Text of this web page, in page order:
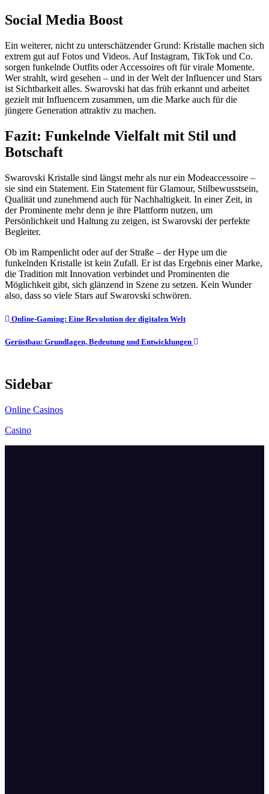
Social Media Boost
Ein weiterer, nicht zu unterschätzender Grund: Kristalle machen sich
extrem gut auf Fotos und Videos. Auf Instagram, TikTok und Co.
sorgen funkelnde Outfits oder Accessoires oft für virale Momente.
Wer strahlt, wird gesehen – und in der Welt der Influencer und Stars
ist Sichtbarkeit alles. Swarovski hat das früh erkannt und arbeitet
gezielt mit Influencern zusammen, um die Marke auch für die
jüngere Generation attraktiv zu machen.
Fazit: Funkelnde Vielfalt mit Stil und
Botschaft
Swarovski Kristalle sind längst mehr als nur ein Modeaccessoire –
sie sind ein Statement. Ein Statement für Glamour, Stilbewusstsein,
Qualität und zunehmend auch für Nachhaltigkeit. In einer Zeit, in
der Prominente mehr denn je ihre Plattform nutzen, um
Persönlichkeit und Haltung zu zeigen, ist Swarovski der perfekte
Begleiter.
Ob im Rampenlicht oder auf der Straße – der Hype um die
funkelnden Kristalle ist kein Zufall. Er ist das Ergebnis einer Marke,
die Tradition mit Innovation verbindet und Prominenten die
Möglichkeit gibt, sich glänzend in Szene zu setzen. Kein Wunder
also, dass so viele Stars auf Swarovski schwören.
Post
navigation
Online-Gaming: Eine Revolution der digitalen Welt
Gerüstbau: Grundlagen, Bedeutung und Entwicklungen
Sidebar
Online Casinos
Casino